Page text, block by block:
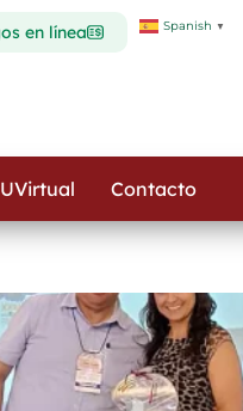
en línea Spanish ▼
UVirtual Contacto